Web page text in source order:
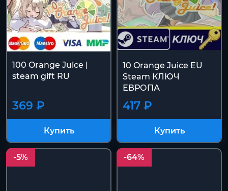
100 Orange Juice |
steam gift RU
369 ₽
Купить
10 Orange Juice EU
Steam КЛЮЧ
ЕВРОПА
417 ₽
Купить
-5% -64%